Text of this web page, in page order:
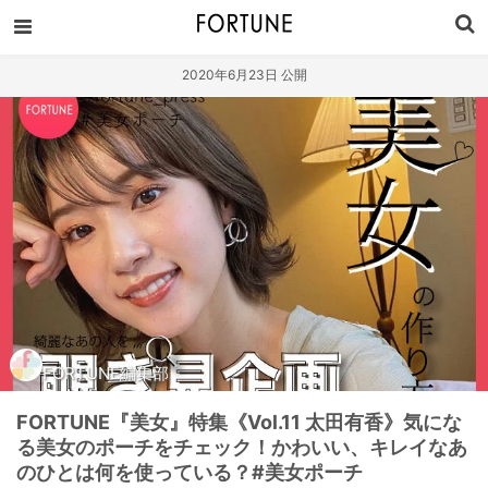
2020年6月23日 公開
FORTUNE編集部
FORTUNE『美女』特集《Vol.11 太田有香》気にな
る美女のポーチをチェック！かわいい、キレイなあ
のひとは何を使っている？#美女ポーチ